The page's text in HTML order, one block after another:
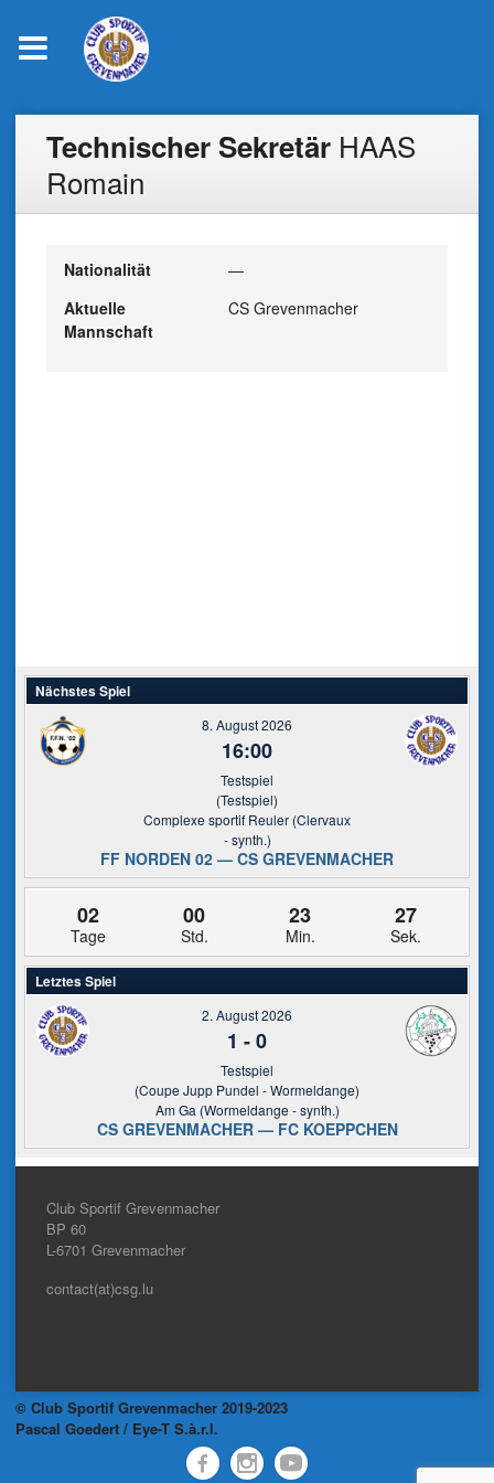
Technischer Sekretär HAAS
Romain
Nationalität
—
Aktuelle
Mannschaft
CS Grevenmacher
Nächstes Spiel
8. August 2026
16:00
Testspiel
(Testspiel)
Complexe sportif Reuler (Clervaux
- synth.)
FF NORDEN 02 — CS GREVENMACHER
02
Tage
00
Std.
23
Min.
27
Sek.
Letztes Spiel
2. August 2026
1 -0
Testspiel
(Coupe Jupp Pundel - Wormeldange)
Am Ga (Wormeldange - synth.)
CS GREVENMACHER — FC KOEPPCHEN
Club Sportif Grevenmacher
BP 60
L-6701 Grevenmacher
contact(at)csg.lu
© Club Sportif Grevenmacher 2019-2023
Pascal Goedert / Eye-T S.à.r.l.